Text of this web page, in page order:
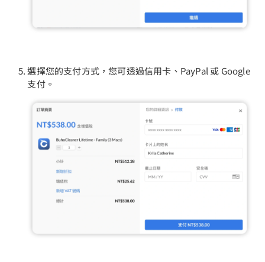
選擇您的支付方式，您可透過信用卡、PayPal 或 Google
支付。